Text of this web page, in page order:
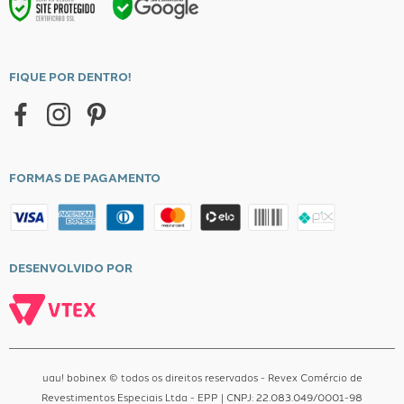
Trocas e Devoluções
Entrega
Central de Atendimento
FIQUE POR DENTRO!
FORMAS DE PAGAMENTO
DESENVOLVIDO POR
uau! bobinex © todos os direitos reservados - Revex Comércio de
Revestimentos Especiais Ltda - EPP | CNPJ: 22.083.049/0001-98